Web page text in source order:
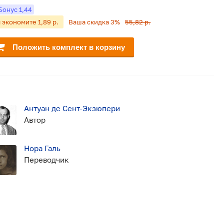
1,44
экономите 1,89 р.
Ваша скидка 3% 55,82 р.
Положить комплект в корзину
Антуан де Сент-Экзюпери
Автор
Нора Галь
Переводчик